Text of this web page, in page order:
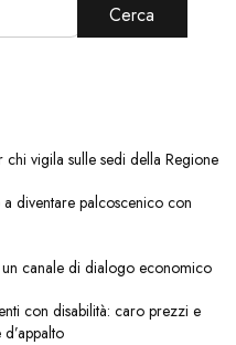
Cerca
vigila sulle sedi della Regione
diventare palcoscenico con
un canale di dialogo economico
con disabilità: caro prezzi e